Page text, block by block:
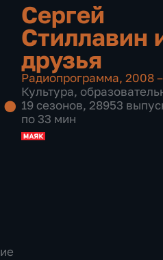
•
Сергей
Стиллавин
друзья
Радиопрограмма, 2008
Культура,
19 сезонов, 28953
по 33 мин